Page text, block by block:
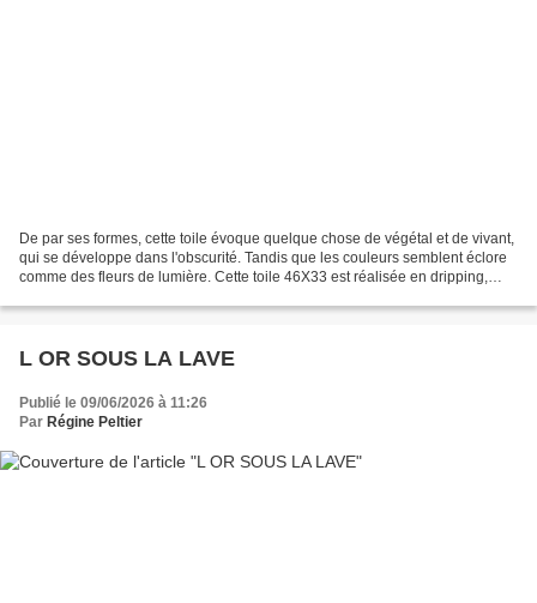
De par ses formes, cette toile évoque quelque chose de végétal et de vivant,
qui se développe dans l'obscurité. Tandis que les couleurs semblent éclore
comme des fleurs de lumière. Cette toile 46X33 est réalisée en dripping,
L OR SOUS LA LAVE
Publié le 09/06/2026 à 11:26
Par Régine Peltier